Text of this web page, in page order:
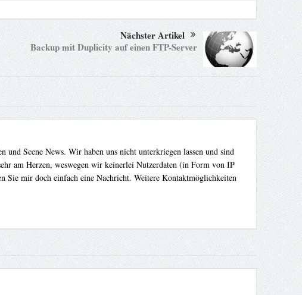
Nächster Artikel
Backup mit Duplicity auf einen FTP-Server
Scene News. Wir haben uns nicht unterkriegen lassen und sind
am Herzen, weswegen wir keinerlei Nutzerdaten (in Form von IP
Sie mir doch einfach eine Nachricht. Weitere Kontaktmöglichkeiten